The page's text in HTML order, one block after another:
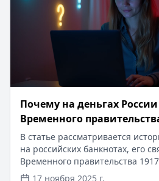
Почему на деньгах
Временного
Российской Федерации
В статье рассматривается
на российских банкнотах, его
Временного правительства
значение. Сегодня вы можете
17 ноября 2025 г.